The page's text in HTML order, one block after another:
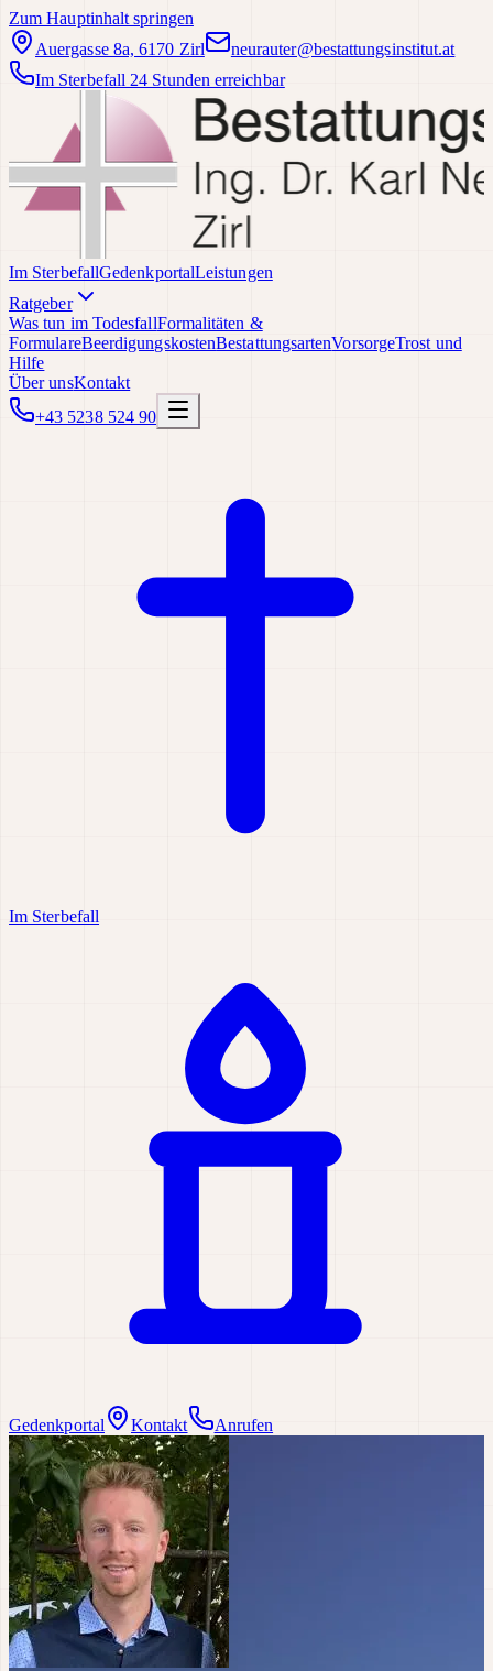
Zum Hauptinhalt springen
Auergasse 8a, 6170 Zirl
neurauter@bestattungsinstitut.at
Im Sterbefall 24 Stunden erreichbar
Im SterbefallGedenkportalLeistungen
Ratgeber
Was tun im TodesfallFormalitäten &
FormulareBeerdigungskostenBestattungsartenVorsorgeTrost und
Hilfe
Über unsKontakt
+43 5238 524 90
Im Sterbefall
Gedenkportal Kontakt Anrufen